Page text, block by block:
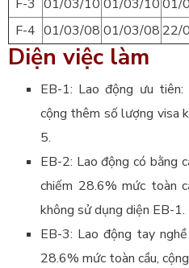
F-3 01/03/10 01/03/1001/
F-4 01/03/08 01/03/08 22/
Diện việc làm
EB-1: Lao động ưu
cộng thêm số lượng visa
5.
EB-2: Lao động có bằng
chiếm 28.6% mức toàn
không sử dụng diện EB-1.
EB-3: Lao động tay
28.6% mức toàn cầu,